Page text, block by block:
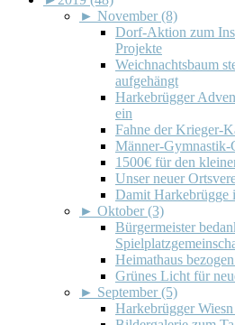
► November (8)
Dorf-Aktion zum
Projekte
Weichnachtsbaum
aufgehängt
Harkebrügger
ein
Fahne der Krieger-
Männer-Gymnastik-
1500€ für den
Unser neuer
Damit Harkebrügge
► Oktober (3)
Bürgermeister
Heimathaus
Grünes Licht für
► September (5)
Harkebrügger